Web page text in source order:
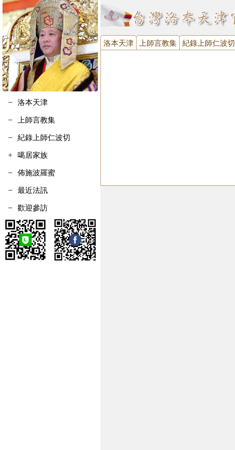
洛本天津
上師言教集
紀錄上師仁波切
噶居家族
噶瑪寺執事會
噶瑪寺金剛護法會
台灣噶瑪噶居協進會
噶瑪寺弘法委員會
噶瑪寺台北祖菩道場
噶瑪寺台南瑪爾巴道
佈施波羅蜜
最近法訊
歡迎參訪
洛本天津 上師言教集 紀錄上師仁波切